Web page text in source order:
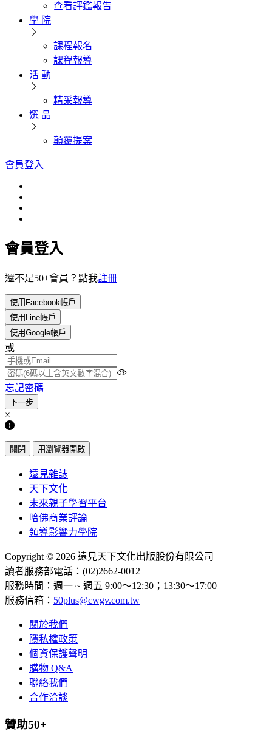
查看評鑑報告
學 院
課程報名
課程報導
活 動
精采報導
選 品
顛覆提案
會員登入
會員登入
還不是50+會員？點我註冊
使用Facebook帳戶
使用Line帳戶
使用Google帳戶
或
忘記密碼
×
關閉 用瀏覽器開啟
遠見雜誌
天下文化
未來親子學習平台
哈佛商業評論
領導影響力學院
Copyright © 2026 遠見天下文化出版股份有限公司
讀者服務部電話：(02)2662-0012
服務時間：週一 ~ 週五 9:00～12:30；13:30～17:00
服務信箱： 50plus@cwgv.com.tw
關於我們
隱私權政策
個資保護聲明
購物 Q&A
聯絡我們
合作洽談
贊助50+